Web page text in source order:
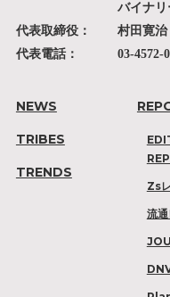
バイナリ
代表取締役：
村田寛治
代表電話：
03-4572-
NEWS
TRIBES
TRENDS
Zs
流通